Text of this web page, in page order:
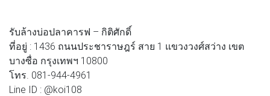
รับล้างบ่อปลาคารฟ – กิติศักดิ์
ที่อยู่ : 1436 ถนนประชาราษฎร์ สาย 1 แขวงวงศ์สว่าง เขต
บางซื่อ กรุงเทพฯ 10800
โทร. 081-944-4961
Line ID : @koi108